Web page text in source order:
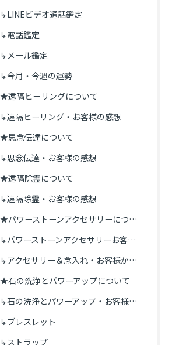
↳LINEビデオ通話鑑定
↳電話鑑定
↳メール鑑定
↳今月・今週の運勢
★遠隔ヒーリングについて
↳遠隔ヒーリング・お客様の感想
★思念伝達について
↳思念伝達・お客様の感想
★遠隔除霊について
↳遠隔除霊・お客様の感想
★パワーストーンアクセサリーについて
↳パワーストーンアクセサリーお客様の発送商品一覧
↳アクセサリー＆念入れ・お客様からの感想
★石の洗浄とパワーアップについて
↳石の洗浄とパワーアップ・お客様の感想
↳ブレスレット
↳ストラップ